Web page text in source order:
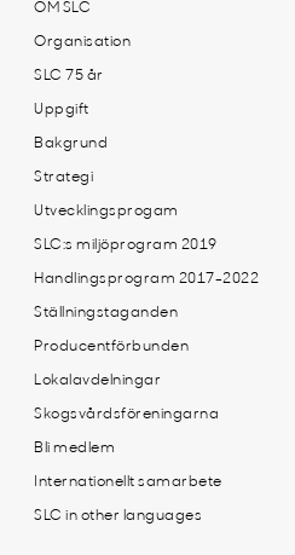
OM SLC
Organisation
SLC 75 år
Uppgift
Bakgrund
Strategi
Utvecklingsprogam
SLC:s miljöprogram 2019
Handlingsprogram 2017-2022
Ställningstaganden
Producentförbunden
Lokalavdelningar
Skogsvårdsföreningarna
Bli medlem
Internationellt samarbete
SLC in other languages